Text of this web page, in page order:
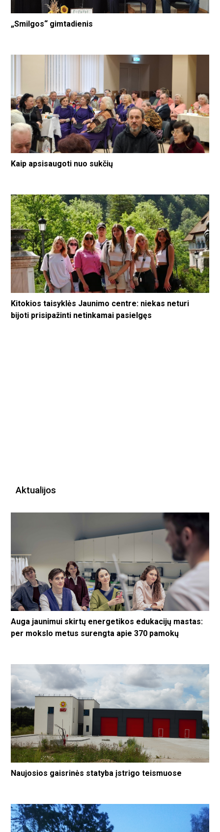
„Smilgos“ gimtadienis
Kaip apsisaugoti nuo sukčių
Kitokios taisyklės Jaunimo centre: niekas neturi
bijoti prisipažinti netinkamai pasielgęs
Aktualijos
Auga jaunimui skirtų energetikos edukacijų mastas:
per mokslo metus surengta apie 370 pamokų
Naujosios gaisrinės statyba įstrigo teismuose